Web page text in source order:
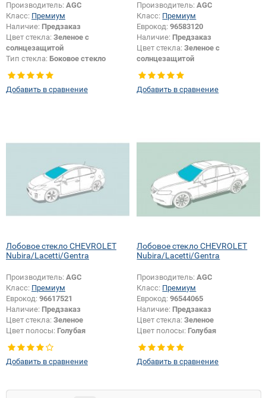
Производитель: AGC
Класс: Премиум
Наличие: Предзаказ
Цвет стекла: Зеленое с
солнцезащитой
Тип стекла: Боковое стекло
правое
Добавить в сравнение
Производитель:AGC
Класс: Премиум
Еврокод:96583120
Наличие: Предзаказ
Цвет стекла:Зеленое с
солнцезащитой
Тип стекла:Боковое стекло
правое
Добавить в сравнение
Лобовое стекло CHEVROLET
Nubira/Lacetti/Gentra
Производитель: AGC
Класс: Премиум
Еврокод: 96617521
Наличие: Предзаказ
Цвет стекла: Зеленое
Цвет полосы: Голубая
шелкографии:
Добавить в сравнение
Лобовое стекло CHEVROLET
Nubira/Lacetti/Gentra
Производитель:AGC
Класс: Премиум
Еврокод:96544065
Наличие: Предзаказ
Цвет стекла:Зеленое
Цвет полосы: Голубая
шелкографии:
Добавить в сравнение